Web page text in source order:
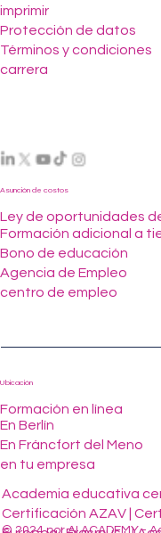
Ubicación
Formación en línea
En Berlín
En Fráncfort del Meno
en tu empresa
Asunción de costos
Ley de oportunidades
Formación adicional a
Bono de educación
Agencia de Empleo
centro de empleo
carrera
imprimir
Protección de datos
Términos y condiciones
© 2024 por AI ACADEMY -
Academia educativa
Certificación AZAV |